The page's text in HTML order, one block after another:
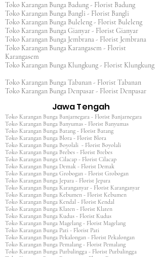
Toko Karangan Bunga Badung - Florist Badung
Toko Karangan Bunga Bangli - Florist Bangli
Toko Karangan Bunga Buleleng - Florist Buleleng
Toko Karangan Bunga Gianyar - Florist Gianyar
Toko Karangan Bunga Jembrana - Florist Jembrana
Toko Karangan Bunga Karangasem - Florist
Karangasem
Toko Karangan Bunga Klungkung - Florist Klungkung
Toko Karangan Bunga Tabanan - Florist Tabanan
Toko Karangan Bunga Denpasar - Florist Denpasar
Jawa Tengah
Toko Karangan Bunga Banjarnegara - Florist Banjarnegara
Toko Karangan Bunga Banyumas - Florist Banyumas
Toko Karangan Bunga Batang - Florist Batang
Toko Karangan Bunga Blora - Florist Blora
Toko Karangan Bunga Boyolali - Florist Boyolali
Toko Karangan Bunga Brebes - Florist Brebes
Toko Karangan Bunga Cilacap - Florist Cilacap
Toko Karangan Bunga Demak - Florist Demak
Toko Karangan Bunga Grobogan - Florist Grobogan
Toko Karangan Bunga Jepara - Florist Jepara
Toko Karangan Bunga Karanganyar - Florist Karanganyar
Toko Karangan Bunga Kebumen - Florist Kebumen
Toko Karangan Bunga Kendal - Florist Kendal
Toko Karangan Bunga Klaten - Florist Klaten
Toko Karangan Bunga Kudus - Florist Kudus
Toko Karangan Bunga Magelang - Florist Magelang
Toko Karangan Bunga Pati - Florist Pati
Toko Karangan Bunga Pekalongan - Florist Pekalongan
Toko Karangan Bunga Pemalang - Florist Pemalang
Toko Karangan Bunga Purbalingga - Florist Purbalingga